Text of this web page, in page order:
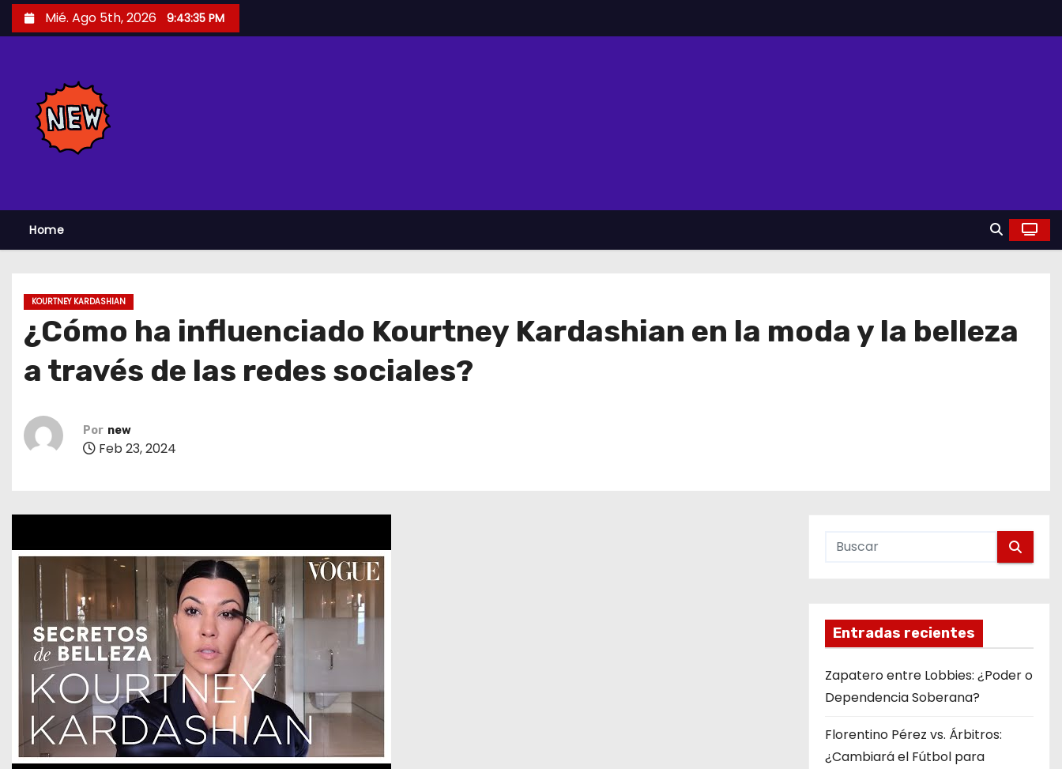
a
o
t
Mié. Ago 5th, 2026 9:43:36 PM
Home
KOURTNEY KARDASHIAN
¿Cómo ha influenciado Kourtney Kardashian en la moda y la belleza
a través de las redes sociales?
Por new
Feb 23, 2024
Entradas recientes
Zapatero entre Lobbies: ¿Poder o
Dependencia Soberana?
Florentino Pérez vs. Árbitros:
¿Cambiará el Fútbol para